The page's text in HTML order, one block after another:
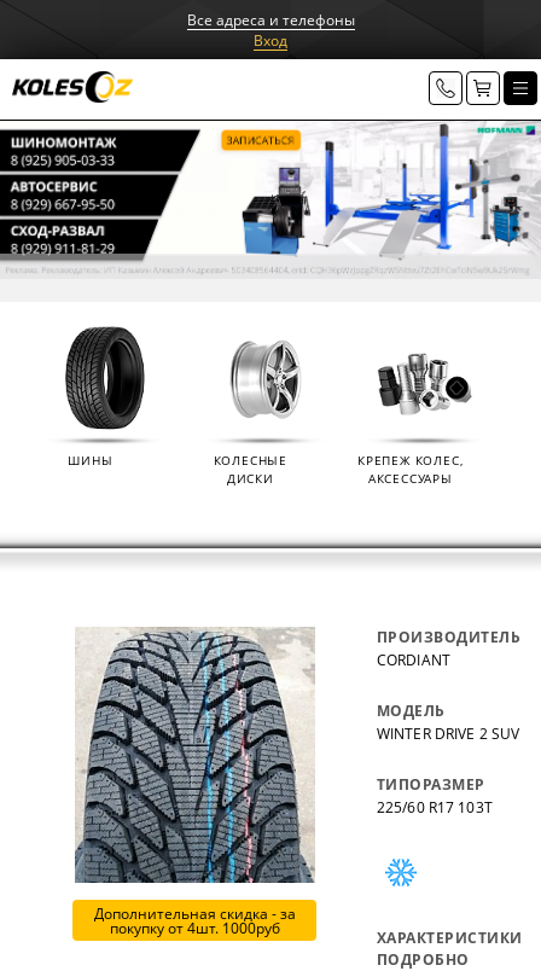
Все адреса и телефоны
Вход
ШИНЫ
КОЛЕСНЫЕ
ДИСКИ
КРЕПЕЖ КОЛЕС,
АКСЕССУАРЫ
Дополнительная скидка - за
покупку от 4шт. 1000руб
ПРОИЗВОДИТЕЛЬ
CORDIANT
МОДЕЛЬ
WINTER DRIVE 2 SUV
ТИПОРАЗМЕР
225/60 R17 103T
ХАРАКТЕРИСТИКИ
ПОДРОБНО